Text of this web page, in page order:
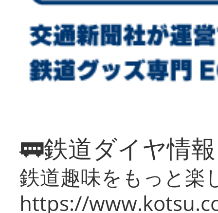
🚃鉄道ダイヤ情
鉄道趣味をもっと楽
https://